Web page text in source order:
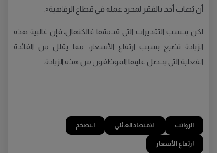
أن يُصاب أحد بالفقر لمجرد عمله في قطاع الرفاهية».
لكن بحسب التقديرات التي قدمتها فالكنهال، فإن غالبية هذه
الزيادة تضيع بسبب ارتفاع الأسعار، مما يقلل من الفائدة
الفعلية التي يحصل عليها الموظفون من هذه الزيادة.
الرواتب الاقتصاد العائلي التضخم
ارتفاع الأسعار